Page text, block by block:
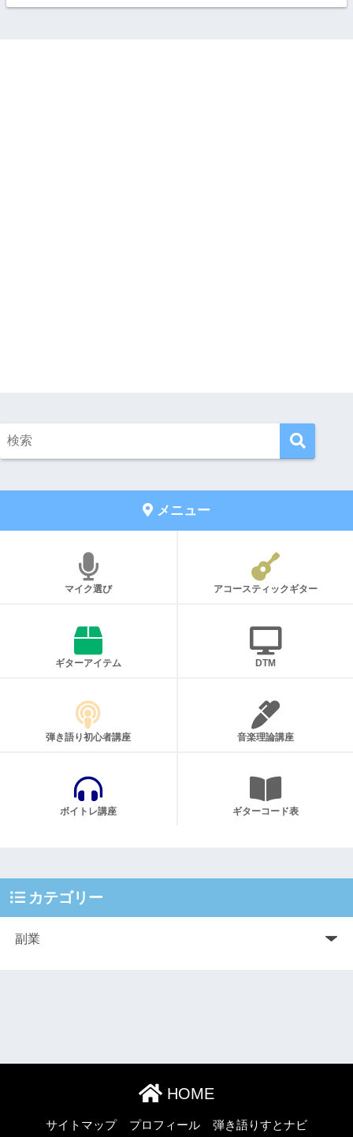
メニュー
マイク選び アコースティックギター
ギターアイテム DTM
弾き語り初心者講座 音楽理論講座
ボイトレ講座 ギターコード表
カテゴリー
HOME
サイトマップ プロフィール 弾き語りすとナビ